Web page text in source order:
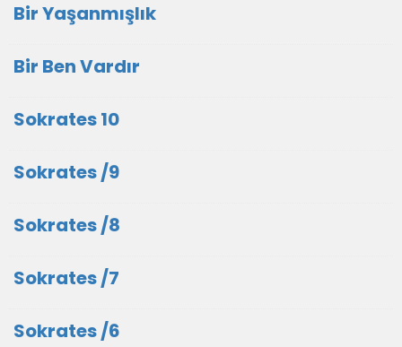
Bir Yaşanmışlık
Bir Ben Vardır
Sokrates 10
Sokrates /9
Sokrates /8
Sokrates /7
Sokrates /6